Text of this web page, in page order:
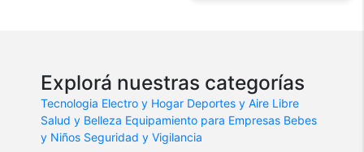
Explorá nuestras categorías
Tecnologia Electro y Hogar Deportes y Aire Libre
Salud y Belleza Equipamiento para Empresas Bebes
y Niños Seguridad y Vigilancia